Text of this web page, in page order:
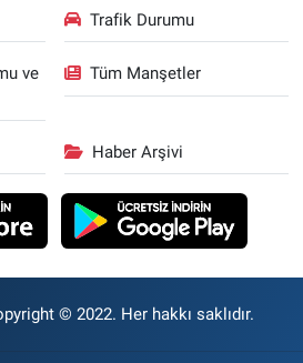
Trafik Durumu
ve
Tüm Manşetler
Haber Arşivi
© 2022. Her hakkı saklıdır.